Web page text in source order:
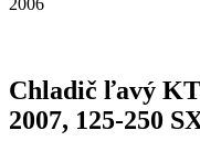
2006
Chladič ľavý
2007, 125-250